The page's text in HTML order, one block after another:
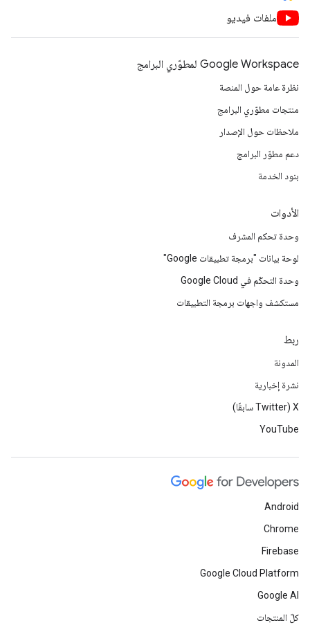
ملفات فيديو
Google Workspace لمطوّري البرامج
نظرة عامة حول المنصة
منتجات مطوّري البرامج
ملاحظات حول الإصدار
دعم مطوّر البرامج
بنود الخدمة
الأدوات
وحدة تحكم المشرف
لوحة بيانات "برمجة تطبيقات Google"
وحدة التحكّم في Google Cloud
مستكشف واجهات برمجة التطبيقات
ربط
المدونة
نشرة إخبارية
‫X ‏(Twitter سابقًا)
YouTube
Android
Chrome
Firebase
Google Cloud Platform
Google AI
كلّ المنتجات